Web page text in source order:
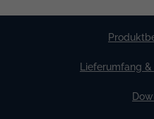
Lieferumfang